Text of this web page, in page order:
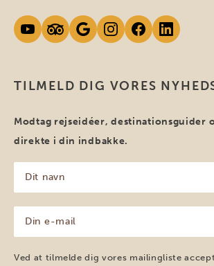
TILMELD DIG VORES
Modtag rejseidéer, destinationsguider
direkte i din indbakke.
navn
(Påkrævet)
mail
(Påkrævet)
Ved at tilmelde dig vores mailingliste